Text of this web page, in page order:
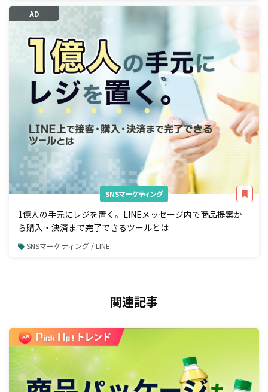
AD
SNSマーケティング
1億人の手元にレジを置く。LINEメッセージ内で商品提案か
ら購入・決済まで完了できるツールとは
SNSマーケティング / LINE
関連記事